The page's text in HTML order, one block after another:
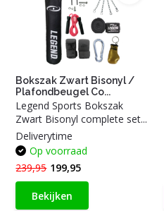
Bokszak Zwart Bisonyl /
Plafondbeugel Co...
Legend Sports Bokszak
Zwart Bisonyl complete set...
Deliverytime
Op voorraad
239,95 199,95
Bekijken